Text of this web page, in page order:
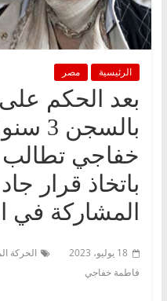
الرئيسية مصر
بعد الحكم
خفاجي تطالب
باتخاذ قرار
المشاركة في
18 يوليو، 2023 الحركة
فاطمة خفاجي